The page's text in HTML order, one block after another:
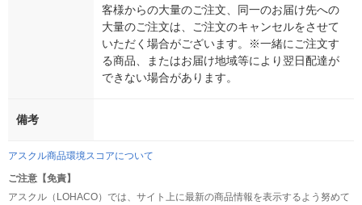
客様からの大量のご注文、同一のお届け先への
大量のご注文は、ご注文のキャンセルをさせて
いただく場合がございます。※一緒にご注文す
る商品、またはお届け地域等により翌日配達が
できない場合があります。
備考
アスクル商品環境スコアについて
ご注意【免責】
アスクル（LOHACO）では、サイト上に最新の商品情報を表示するよう努めて